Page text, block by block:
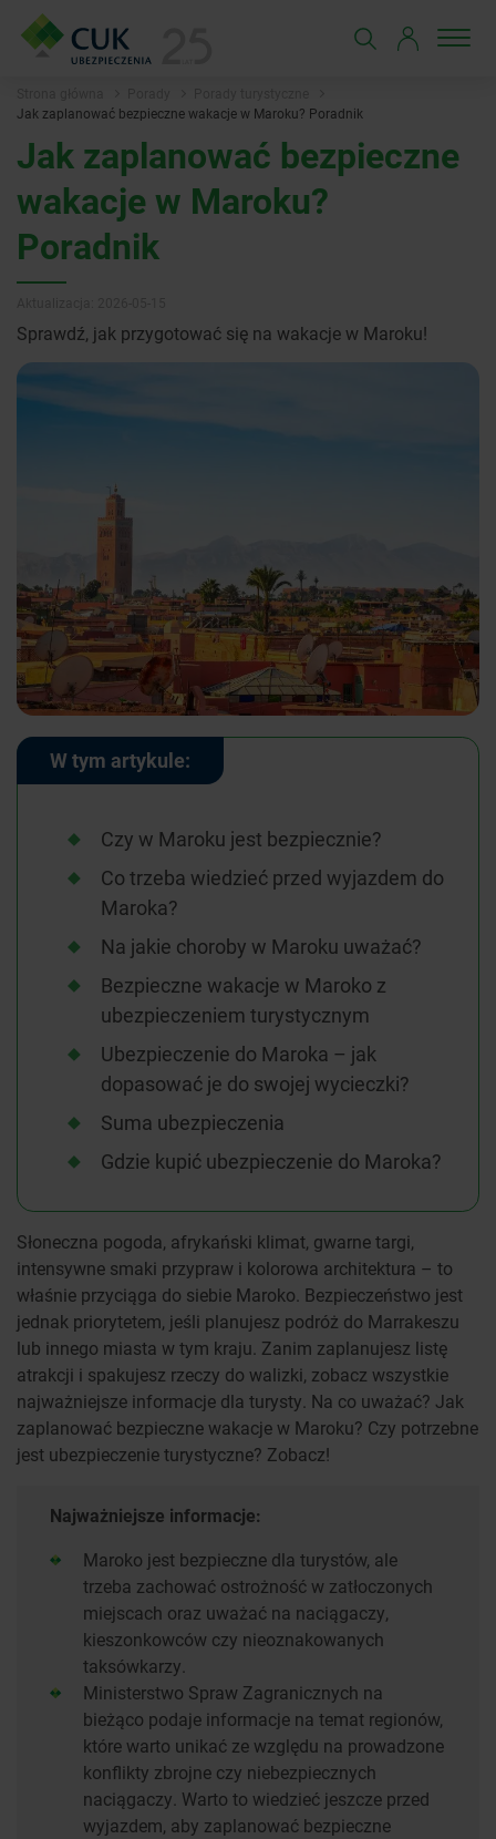
Jak zaplanować bezpieczne wakacje w Maroku? Poradnik
Jak zaplanować bezpieczne
wakacje w Maroku?
Poradnik
Sprawdź, jak przygotować się na wakacje w Maroku!
W tym artykule:
Czy w Maroku jest bezpiecznie?
Co trzeba wiedzieć przed wyjazdem do
Maroka?
Na jakie choroby w Maroku uważać?
Bezpieczne wakacje w Maroko z
ubezpieczeniem turystycznym
Ubezpieczenie do Maroka – jak
dopasować je do swojej wycieczki?
Suma ubezpieczenia
Gdzie kupić ubezpieczenie do Maroka?
Słoneczna pogoda, afrykański klimat, gwarne targi,
intensywne smaki przypraw i kolorowa architektura – to
właśnie przyciąga do siebie Maroko. Bezpieczeństwo jest
jednak priorytetem, jeśli planujesz podróż do Marrakeszu
lub innego miasta w tym kraju. Zanim zaplanujesz listę
atrakcji i spakujesz rzeczy do walizki, zobacz wszystkie
najważniejsze informacje dla turysty. Na co uważać? Jak
zaplanować bezpieczne wakacje w Maroku? Czy potrzebne
jest ubezpieczenie turystyczne? Zobacz!
Najważniejsze informacje:
Maroko jest bezpieczne dla turystów, ale
trzeba zachować ostrożność w zatłoczonych
miejscach oraz uważać na naciągaczy,
kieszonkowców czy nieoznakowanych
taksówkarzy.
Ministerstwo Spraw Zagranicznych na
bieżąco podaje informacje na temat regionów,
które warto unikać ze względu na prowadzone
konflikty zbrojne czy niebezpiecznych
naciągaczy. Warto to wiedzieć jeszcze przed
wyjazdem, aby zaplanować bezpieczne